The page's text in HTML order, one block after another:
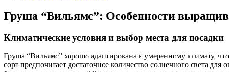
Груша “Вильямс”: Особенности
Климатические условия и выбор места для посадки
Груша “Вильямс” хорошо адаптирована к умеренному климату,
сорт предпочитает достаточное количество солнечного света